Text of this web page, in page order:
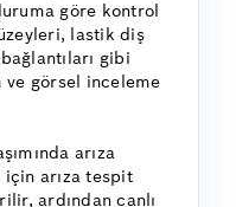
göre kontrol
lastik diş
gibi
görsel inceleme
arıza
için arıza tespit
ardından canlı